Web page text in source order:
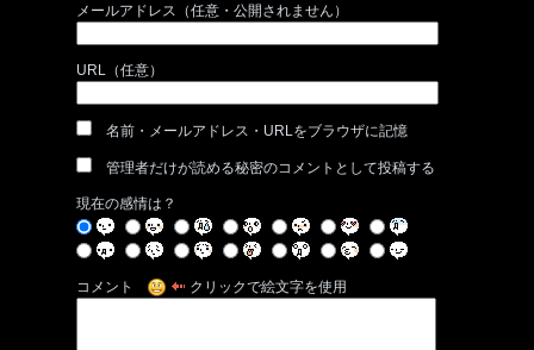
メールアドレス（任意・公開されません）
URL（任意）
名前・メールアドレス・URLをブラウザに記憶
管理者だけが読める秘密のコメントとして投稿する
現在の感情は？
コメント クリックで絵文字を使用